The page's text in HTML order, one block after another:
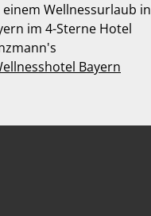
einem Wellnessurlaub in
im 4-Sterne Hotel
Bayern